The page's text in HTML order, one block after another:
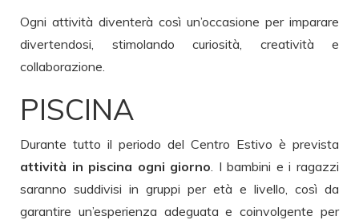
Ogni attività diventerà così un’occasione per imparare
divertendosi, stimolando curiosità, creatività e
collaborazione.
PISCINA
Durante tutto il periodo del Centro Estivo è prevista
attività in piscina ogni giorno . I bambini e i ragazzi
saranno suddivisi in gruppi per età e livello, così da
garantire un’esperienza adeguata e coinvolgente per